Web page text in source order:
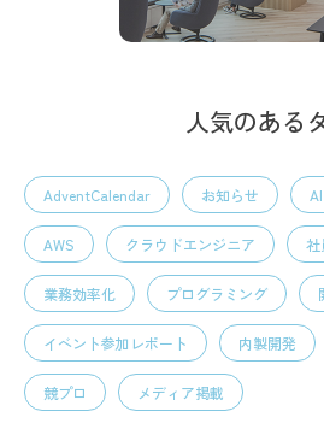
人気のある
AdventCalendar お知らせ AI
AWS クラウドエンジニア 社
業務効率化 プログラミング
イベント参加レポート 内製開発
競プロ メディア掲載